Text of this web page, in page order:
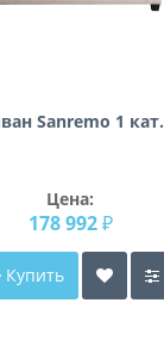
Sanremo 1 кат.
Цена:
178 992 ₽
Купить